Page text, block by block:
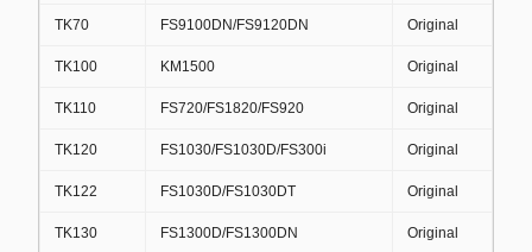
TK70 FS9100DN/FS9120DN Original
TK100 KM1500 Original
TK110 FS720/FS1820/FS920 Original
TK120 FS1030/FS1030D/FS300i Original
TK122 FS1030D/FS1030DT Original
TK130 FS1300D/FS1300DN Original